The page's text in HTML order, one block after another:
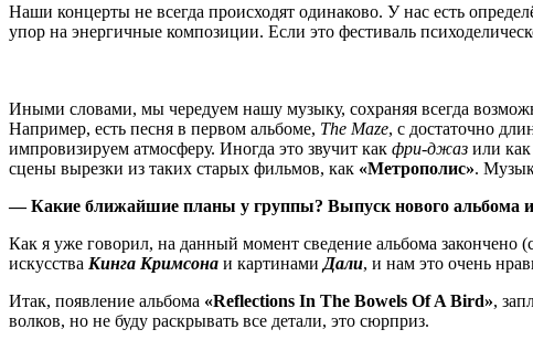
Наши концерты не всегда происходят одинаково. У нас есть
упор на энергичные композиции. Если это фестиваль
Иными словами, мы чередуем нашу музыку, сохраняя всегда
Например, есть песня в первом альбоме, The Maze, с достаточно
импровизируем атмосферу. Иногда это звучит как фри-джаз или
сцены вырезки из таких старых фильмов, как «Метрополис».
— Какие ближайшие планы у группы? Выпуск нового альбома
Как я уже говорил, на данный момент сведение альбома
искусства Кинга Кримсона и картинами Дали, и нам это очень
Итак, появление альбома «Reflections In The Bowels Of A Bird»,
волков, но не буду раскрывать все детали, это сюрприз.